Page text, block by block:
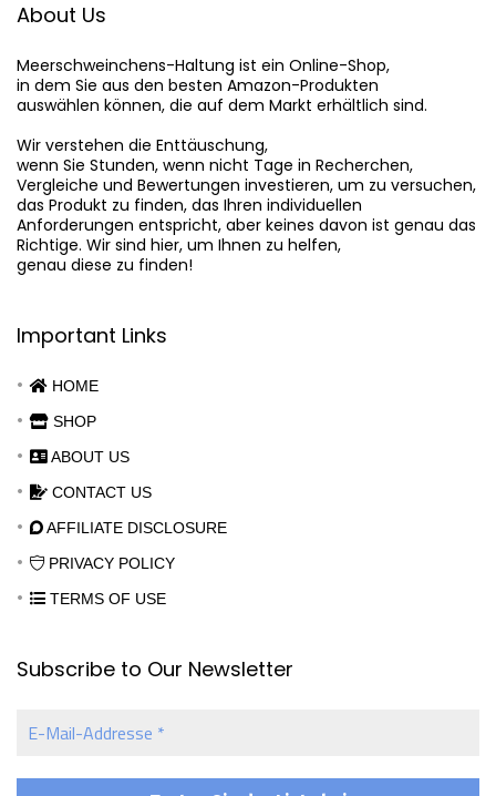
About Us
Meerschweinchens-Haltung ist ein Online-Shop,
in dem Sie aus den besten Amazon-Produkten
auswählen können, die auf dem Markt erhältlich sind.
Wir verstehen die Enttäuschung,
wenn Sie Stunden, wenn nicht Tage in Recherchen,
Vergleiche und Bewertungen investieren, um zu versuchen,
das Produkt zu finden, das Ihren individuellen
Anforderungen entspricht, aber keines davon ist genau das
Richtige. Wir sind hier, um Ihnen zu helfen,
genau diese zu finden!
Important Links
HOME
SHOP
ABOUT US
CONTACT US
AFFILIATE DISCLOSURE
PRIVACY POLICY
TERMS OF USE
Subscribe to Our Newsletter
Mail-
*